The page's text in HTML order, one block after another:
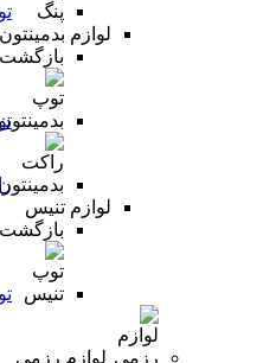
لوازم بدمینتون
بازگشت
لوازم تنیس
بازگشت
لوازم رزمی